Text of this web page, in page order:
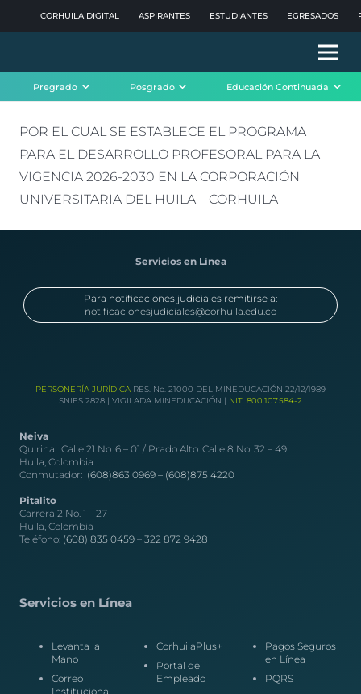
CORHUILA DIGITAL ASPIRANTES ESTUDIANTES EGRESADOS
Pregrado Posgrado Educación Continuada
POR EL CUAL SE ESTABLECE EL PROGRAMA
PARA EL DESARROLLO PROFESORAL PARA LA
VIGENCIA 2026-2030 EN LA CORPORACIÓN
UNIVERSITARIA DEL HUILA – CORHUILA
Servicios en Línea
Para notificaciones judiciales remitirse a:
notificacionesjudiciales@corhuila.edu.co
PERSONERÍA JURÍDICA RES. No. 21000 DEL MINEDUCACIÓN 22/12/1989
SNIES 2828 | VIGILADA MINEDUCACIÓN | NIT. 800.107.584-2
Neiva
Quirinal: Calle 21 No. 6 – 01 / Prado Alto: Calle 8 No. 32 – 49
Huila, Colombia
Conmutador: (608)863 0969 – (608)875 4220
Pitalito
Carrera 2 No. 1 – 27
Huila, Colombia
Teléfono: (608) 835 0459 – 322 872 9428
Servicios en Línea
Levanta la
Mano
Correo
Institucional
CorhuilaPlus+
Portal del
Empleado
Pagos Seguros
en Línea
PQRS